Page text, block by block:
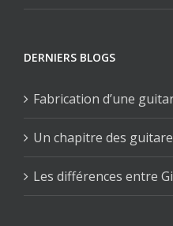
DERNIERS BLOGS
Fabrication d’une
Un chapitre des
Les différences entre